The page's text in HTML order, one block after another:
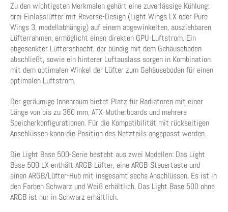
Zu den wichtigsten Merkmalen gehört eine zuverlässige Kühlung:
drei Einlasslüfter mit Reverse-Design (Light Wings LX oder Pure
Wings 3, modellabhängig) auf einem abgewinkelten, ausziehbaren
Lüfterrahmen, ermöglicht einen direkten GPU-Luftstrom. Ein
abgesenkter Lüfterschacht, der bündig mit dem Gehäuseboden
abschließt, sowie ein hinterer Luftauslass sorgen in Kombination
mit dem optimalen Winkel der Lüfter zum Gehäuseboden für einen
optimalen Luftstrom.
Der geräumige Innenraum bietet Platz für Radiatoren mit einer
Länge von bis zu 360 mm, ATX-Motherboards und mehrere
Speicherkonfigurationen. Für die Kompatibilität mit rückseitigen
Anschlüssen kann die Position des Netzteils angepasst werden.
Die Light Base 500-Serie besteht aus zwei Modellen: Das Light
Base 500 LX enthält ARGB-Lüfter, eine ARGB-Steuertaste und
einen ARGB/Lüfter-Hub mit insgesamt sechs Anschlüssen. Es ist in
den Farben Schwarz und Weiß erhältlich. Das Light Base 500 ohne
ARGB ist nur in Schwarz erhältlich.